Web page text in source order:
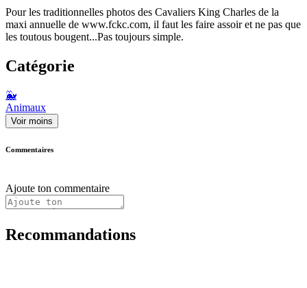
Pour les traditionnelles photos des Cavaliers King Charles de la
maxi annuelle de www.fckc.com, il faut les faire assoir et ne pas que
les toutous bougent...Pas toujours simple.
Catégorie
🐳
Animaux
Voir moins
Commentaires
Ajoute ton commentaire
Recommandations